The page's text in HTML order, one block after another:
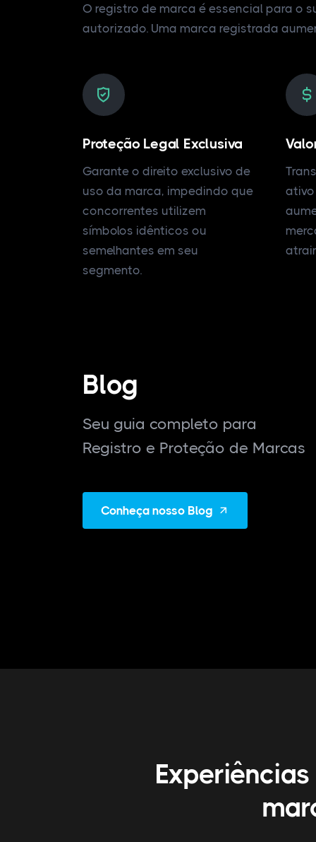
O registro de marca é essencial para o
autorizado. Uma marca registrada
Proteção Legal Exclusiva
Garante o direito exclusivo de
uso da marca, impedindo que
concorrentes utilizem
símbolos idênticos ou
semelhantes em seu
segmento.
ativo
Blog
Seu guia completo para
Registro e Proteção de Marcas
Conheça nosso Blog